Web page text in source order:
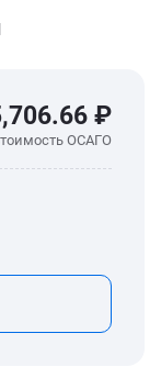
₽
ОСАГО